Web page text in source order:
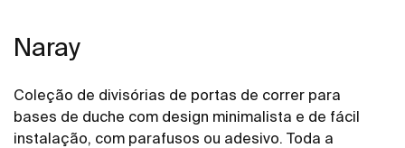
Naray
Coleção de divisórias de portas de correr para
bases de duche com design minimalista e de fácil
instalação, com parafusos ou adesivo. Toda a